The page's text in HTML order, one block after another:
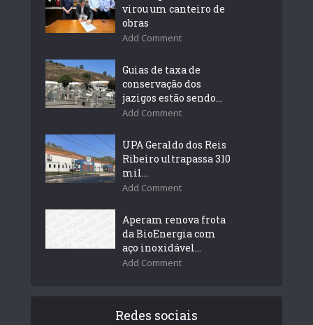
virou um canteiro de
obras
Add Comment
Guias de taxa de
conservação dos
jazigos estão sendo...
Add Comment
UPA Geraldo dos Reis
Ribeiro ultrapassa 310
mil...
Add Comment
Aperam renova frota
da BioEnergia com
aço inoxidável...
Add Comment
Redes sociais